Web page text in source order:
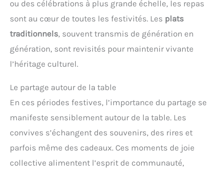
ou des célébrations à plus grande échelle, les repas
sont au cœur de toutes les festivités. Les plats
traditionnels, souvent transmis de génération en
génération, sont revisités pour maintenir vivante
l’héritage culturel.
Le partage autour de la table
En ces périodes festives, l’importance du partage se
manifeste sensiblement autour de la table. Les
convives s’échangent des souvenirs, des rires et
parfois même des cadeaux. Ces moments de joie
collective alimentent l’esprit de communauté,